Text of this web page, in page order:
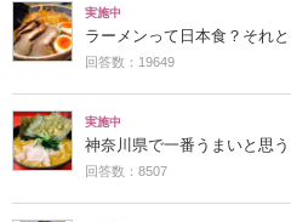
実施中
ラーメンって日本食？それ
回答数：19649
実施中
神奈川県で一番うまいと思
回答数：8507